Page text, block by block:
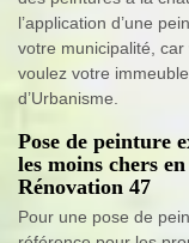
l’application d’une
votre municipalité,
voulez votre
d’Urbanisme.
Pose de peinture
les moins chers
Rénovation 47
Pour une pose de